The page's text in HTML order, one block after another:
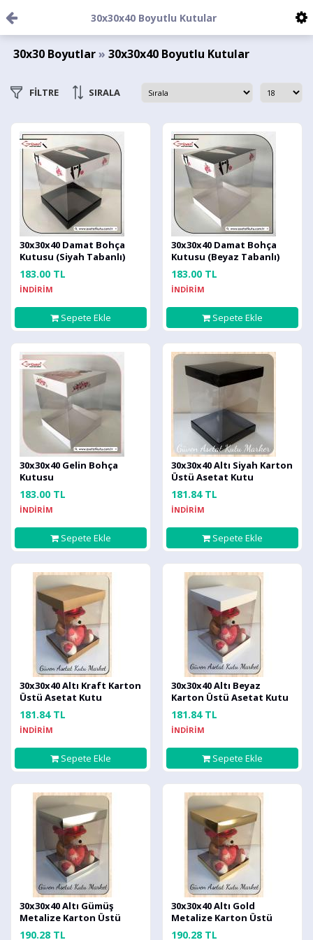
30x30x40 Boyutlu Kutular
30x30 Boyutlar» 30x30x40 Boyutlu Kutular
FİLTRE SIRALA
30x30x40 Damat Bohça
Kutusu (Siyah Tabanlı)
183.00 TL
İNDİRİM
Sepete Ekle
30x30x40 Damat Bohça
Kutusu (Beyaz Tabanlı)
183.00 TL
İNDİRİM
Sepete Ekle
30x30x40 Gelin Bohça
Kutusu
183.00 TL
İNDİRİM
Sepete Ekle
30x30x40 Altı Siyah Karton
Üstü Asetat Kutu
181.84 TL
İNDİRİM
Sepete Ekle
30x30x40 Altı Kraft Karton
Üstü Asetat Kutu
181.84 TL
İNDİRİM
Sepete Ekle
30x30x40 Altı Beyaz
Karton Üstü Asetat Kutu
181.84 TL
İNDİRİM
Sepete Ekle
30x30x40 Altı Gümüş
Metalize Karton Üstü
Asetat Kutu
190.28 TL
30x30x40 Altı Gold
Metalize Karton Üstü
Asetat Kutu
190.28 TL